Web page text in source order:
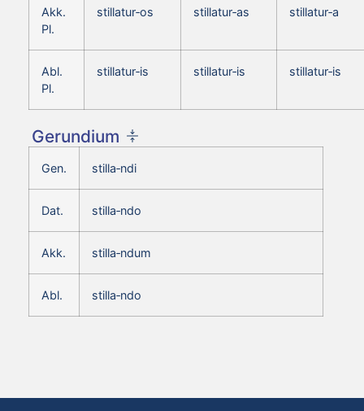
Akk.
Pl.
stillatur‑os stillatur‑as stillatur‑a
Abl.
Pl.
stillatur‑is stillatur‑is stillatur‑is
Gerundium
Gen. stilla‑ndi
Dat. stilla‑ndo
Akk. stilla‑ndum
Abl. stilla‑ndo